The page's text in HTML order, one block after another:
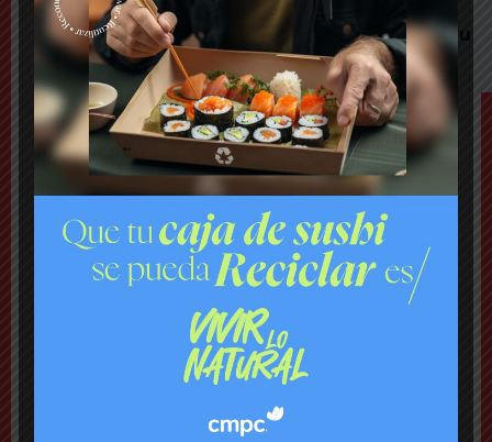
Gritos y «dedo a lo Lagos»: Matías Toledo
encaró a delegado presidencial y lo subió a su
red social
TEMAS
Nacional
Lanzan plataforma para denunciar negocios
«sospechosos»
Comuna
Municipio presenta mapa de daños viales y anuncia
plan integral de pavimentación
Alto y disparan al aire tras alerta de vecinos